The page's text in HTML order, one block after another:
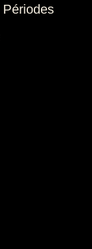
Périodes